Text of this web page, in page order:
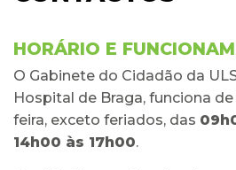
​HORÁRIO E
O Gabinete do Cidadão da
Hospital de Braga, funciona
feira, exceto feriados, das
14h00 às 17h00.